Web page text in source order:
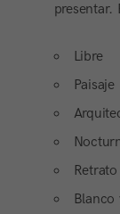
presentar.
Libre
Paisaje
Retrato
Blanco